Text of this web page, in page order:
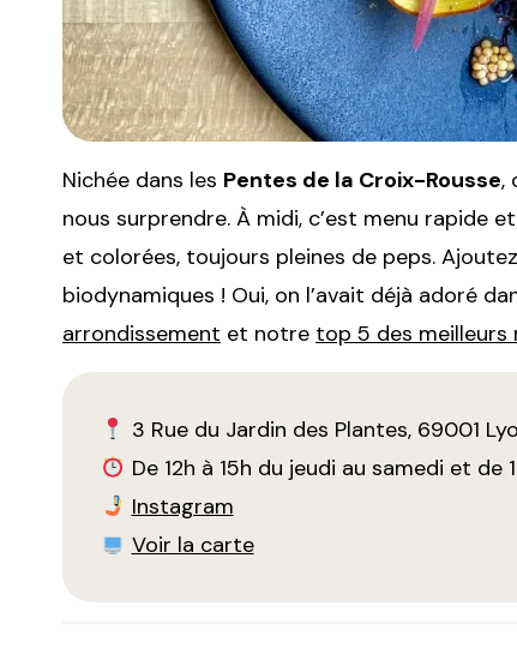
Nichée dans les Pentes de la Croix-Rousse,
nous surprendre. À midi, c’est menu rapide
et colorées, toujours pleines de peps.
biodynamiques ! Oui, on l’avait déjà adoré
arrondissement et notre top 5 des meilleurs
3 Rue du Jardin des Plantes, 69001
De 12h à 15h du jeudi au samedi et
Instagram
Voir la carte